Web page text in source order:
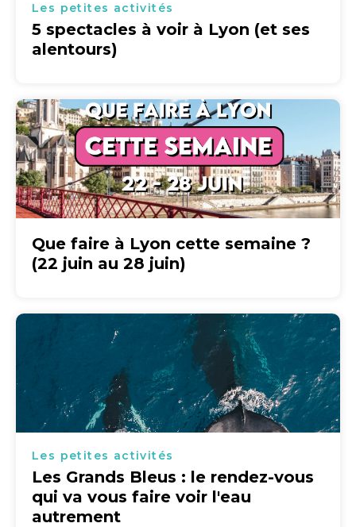
Les petites activités
5 spectacles à voir à Lyon (et ses
alentours)
Que faire à Lyon cette semaine ?
(22 juin au 28 juin)
Les petites activités
Les Grands Bleus : le rendez-vous
qui va vous faire voir l'eau
autrement